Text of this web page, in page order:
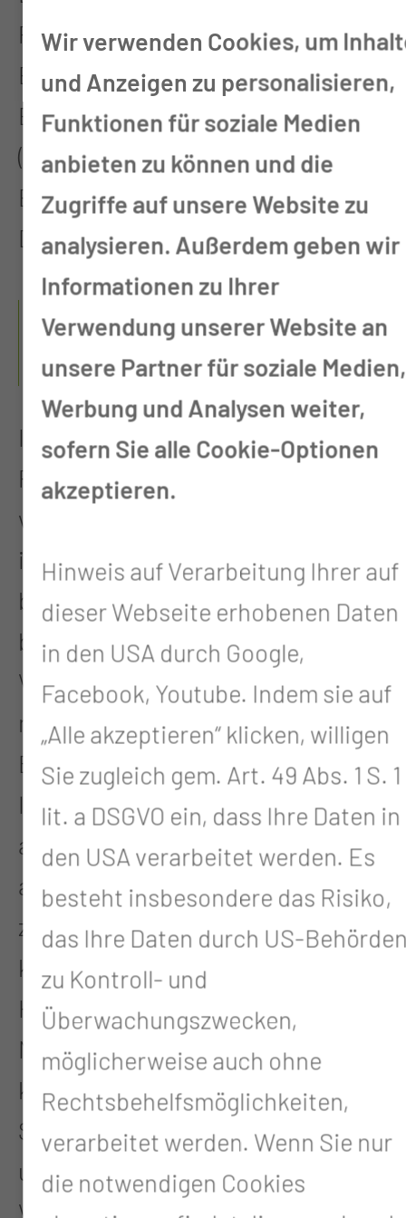
Psychologie, Physiotherapie,
Ergotherapie, Logopädie) sowie
Expertinnen und Experten
(Wundmanagement,
Ernährungsberatung und
Diabetesberatung) zusammen.
TÄTIGKEITSSCHWERPUNKTE
DIESES PFLEGEBEREICHS?
In unserem Bereich werden
Patientinnen und Patienten
versorgt, die keiner
intensivmedizinischen Behandlung
bedürfen, aber intensiv pflegerisch
betreut und mit ihren
Vitalfunktionen überwacht werden
müssen. Die IMC ist eine
Behandlungsstufe zwischen
Intensivstation und Normalstation,
auf unserer Station sind es vor
allem Patientinnen und Patienten
zur Überwachung nach
kardiologischen Notfällen, wie
Herzinfarkt oder auch ein akutes
Nierenversagen stellt eine
kritische, lebensbedrohlichen
Situation dar, für die die Messung
und Beobachtung der
Vitalfunktionen schnell und in
Wir verwenden Cookies, um
und Anzeigen zu personalisieren,
Funktionen für soziale Medien
anbieten zu können und die
Zugriffe auf unsere Website zu
analysieren. Außerdem geben wir
Informationen zu Ihrer
Verwendung unserer Website an
unsere Partner für soziale Medien,
Werbung und Analysen weiter,
sofern Sie alle Cookie-Optionen
akzeptieren.
Hinweis auf Verarbeitung Ihrer auf
dieser Webseite erhobenen Daten
in den USA durch Google,
Facebook, Youtube. Indem sie auf
„Alle akzeptieren“ klicken, willigen
Sie zugleich gem. Art. 49 Abs. 1 S. 1
lit. a DSGVO ein, dass Ihre Daten in
den USA verarbeitet werden. Es
besteht insbesondere das Risiko,
das Ihre Daten durch US-
zu Kontroll- und
Überwachungszwecken,
möglicherweise auch ohne
Rechtsbehelfsmöglichkeiten,
verarbeitet werden. Wenn Sie nur
die notwendigen Cookies